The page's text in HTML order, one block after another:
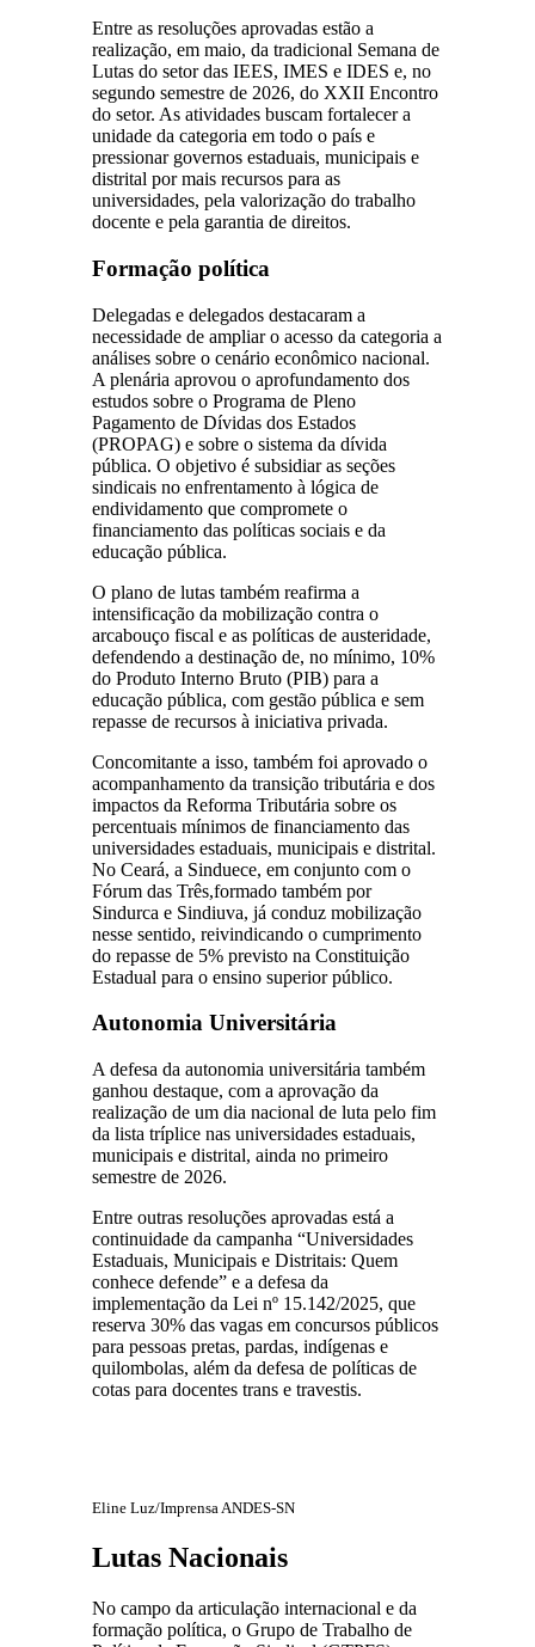
Entre as resoluções aprovadas estão a
realização, em maio, da tradicional Semana de
Lutas do setor das IEES, IMES e IDES e, no
segundo semestre de 2026, do XXII Encontro
do setor. As atividades buscam fortalecer a
unidade da categoria em todo o país e
pressionar governos estaduais, municipais e
distrital por mais recursos para as
universidades, pela valorização do trabalho
docente e pela garantia de direitos.
Formação política
Delegadas e delegados destacaram a
necessidade de ampliar o acesso da categoria a
análises sobre o cenário econômico nacional.
A plenária aprovou o aprofundamento dos
estudos sobre o Programa de Pleno
Pagamento de Dívidas dos Estados
(PROPAG) e sobre o sistema da dívida
pública. O objetivo é subsidiar as seções
sindicais no enfrentamento à lógica de
endividamento que compromete o
financiamento das políticas sociais e da
educação pública.
O plano de lutas também reafirma a
intensificação da mobilização contra o
arcabouço fiscal e as políticas de austeridade,
defendendo a destinação de, no mínimo, 10%
do Produto Interno Bruto (PIB) para a
educação pública, com gestão pública e sem
repasse de recursos à iniciativa privada.
Concomitante a isso, também foi aprovado o
acompanhamento da transição tributária e dos
impactos da Reforma Tributária sobre os
percentuais mínimos de financiamento das
universidades estaduais, municipais e distrital.
No Ceará, a Sinduece, em conjunto com o
Fórum das Três,formado também por
Sindurca e Sindiuva, já conduz mobilização
nesse sentido, reivindicando o cumprimento
do repasse de 5% previsto na Constituição
Estadual para o ensino superior público.
Autonomia Universitária
A defesa da autonomia universitária também
ganhou destaque, com a aprovação da
realização de um dia nacional de luta pelo fim
da lista tríplice nas universidades estaduais,
municipais e distrital, ainda no primeiro
semestre de 2026.
Entre outras resoluções aprovadas está a
continuidade da campanha “Universidades
Estaduais, Municipais e Distritais: Quem
conhece defende” e a defesa da
implementação da Lei nº 15.142/2025, que
reserva 30% das vagas em concursos públicos
para pessoas pretas, pardas, indígenas e
quilombolas, além da defesa de políticas de
cotas para docentes trans e travestis.
Eline Luz/Imprensa ANDES-SN
Lutas Nacionais
No campo da articulação internacional e da
formação política, o Grupo de Trabalho de